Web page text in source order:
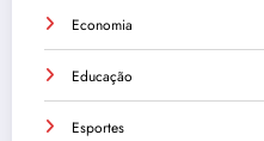
Economia
Educação
Esportes